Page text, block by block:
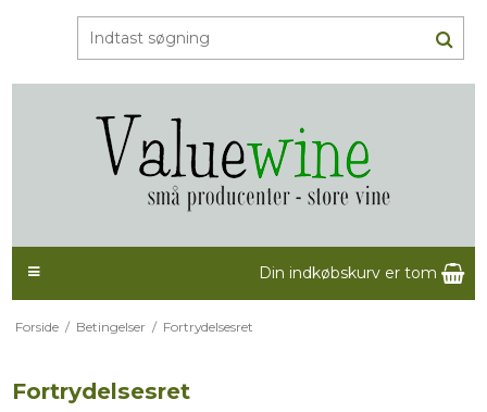
Din indkøbskurv er tom
Forside / Betingelser / Fortrydelsesret
Fortrydelsesret